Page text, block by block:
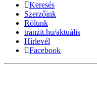
Keresés
Szerzőink
Rólunk
tranzit.hu/aktuális
Hírlevél
Facebook